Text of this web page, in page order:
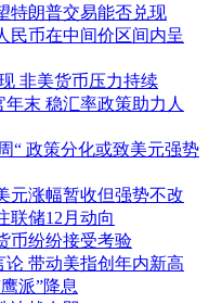
特朗普交易能否兑现
民币在中间价区间内呈
非美货币压力持续
末 稳汇率政策助力人
“ 政策分化或致美元强势
元涨幅暂收但强势不改
联储12月动向
币纷纷接受考验
论 带动美指创年内新高
派”降息